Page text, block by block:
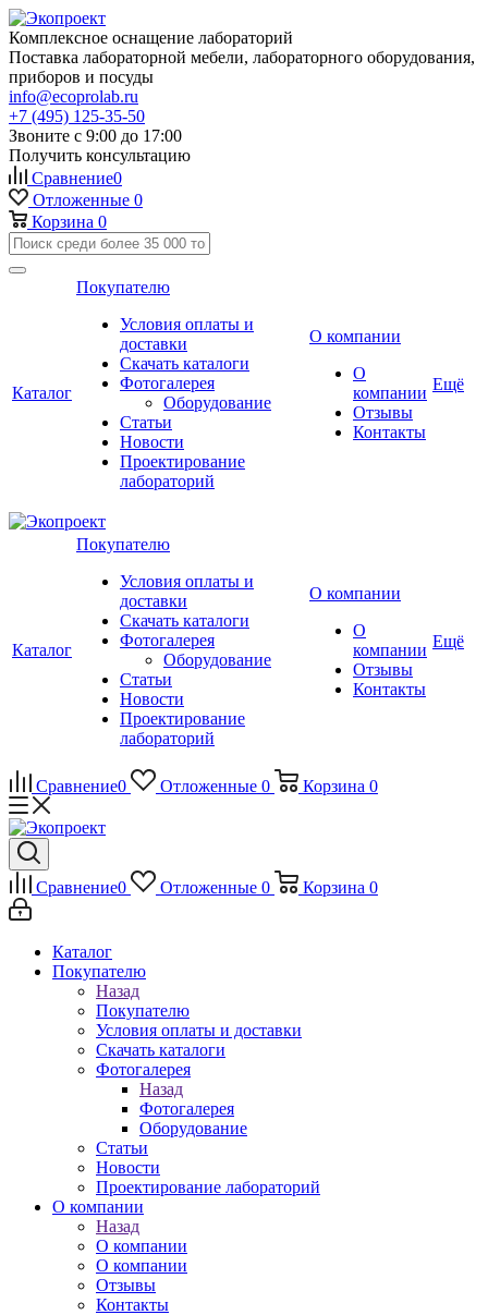
Комплексное оснащение лабораторий
Поставка лабораторной мебели, лабораторного оборудования,
приборов и посуды
info@ecoprolab.ru
+7 (495) 125-35-50
Звоните с 9:00 до 17:00
Получить консультацию
Сравнение0
Отложенные 0
Корзина 0
Каталог
Покупателю
Условия оплаты и
доставки
Скачать каталоги
Фотогалерея
Оборудование
Статьи
Новости
Проектирование
лабораторий
О компании
О
компании
Отзывы
Контакты
Ещё
Каталог
Покупателю
Условия оплаты и
доставки
Скачать каталоги
Фотогалерея
Оборудование
Статьи
Новости
Проектирование
лабораторий
О компании
О
компании
Отзывы
Контакты
Ещё
Сравнение0 Отложенные 0 Корзина 0
Сравнение0 Отложенные 0 Корзина 0
Каталог
Покупателю
Назад
Покупателю
Условия оплаты и доставки
Скачать каталоги
Фотогалерея
Назад
Фотогалерея
Оборудование
Статьи
Новости
Проектирование лабораторий
О компании
Назад
О компании
О компании
Отзывы
Контакты